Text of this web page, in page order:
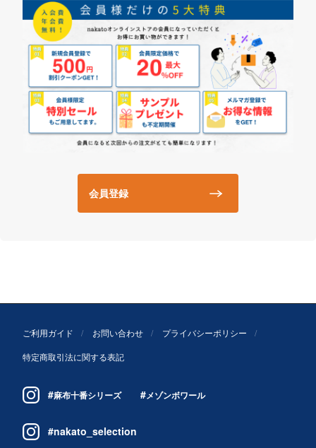
会員登録
ご利用ガイド お問い合わせ
プライバシーポリシー
特定商取引法に関する表記
#麻布十番シリーズ #メゾンボワール
#nakato_selection